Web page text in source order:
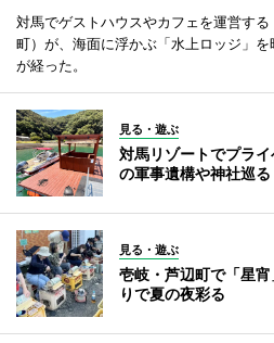
対馬でゲストハウスやカフェを運営す
町）が、海面に浮かぶ「水上ロッジ」
が経った。
見る・遊ぶ
対馬リゾートでプラ
の軍事遺構や神社巡る
見る・遊ぶ
壱岐・芦辺町で「星
りで夏の夜彩る